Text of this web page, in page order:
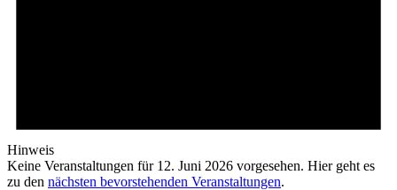
Hinweis
Keine Veranstaltungen für 12. Juni 2026 vorgesehen. Hier geht es
zu den nächsten bevorstehenden Veranstaltungen.